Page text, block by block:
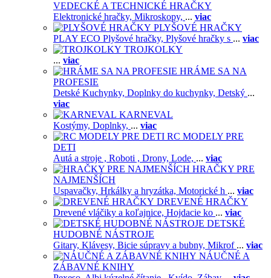
VEDECKÉ A TECHNICKÉ HRAČKY
Elektronické hračky, Mikroskopy, ... viac
PLYŠOVÉ HRAČKY
PLAY ECO Plyšové hračky, Plyšové hračky s ... viac
TROJKOLKY
... viac
HRÁME SA NA
PROFESIE
Detské Kuchynky, Doplnky do kuchynky, Detský ...
viac
KARNEVAL
Kostýmy, Doplnky, ... viac
RC MODELY PRE
DETI
Autá a stroje , Roboti , Drony, Lode, ... viac
HRAČKY PRE
NAJMENŠÍCH
Uspavačky, Hrkálky a hryzátka, Motorické h ... viac
DREVENÉ HRAČKY
Drevené vláčiky a koľajnice, Hojdacie ko ... viac
DETSKÉ
HUDOBNÉ NÁSTROJE
Gitary, Klávesy, Bicie súpravy a bubny, Mikrof ... viac
NÁUČNÉ A
ZÁBAVNÉ KNIHY